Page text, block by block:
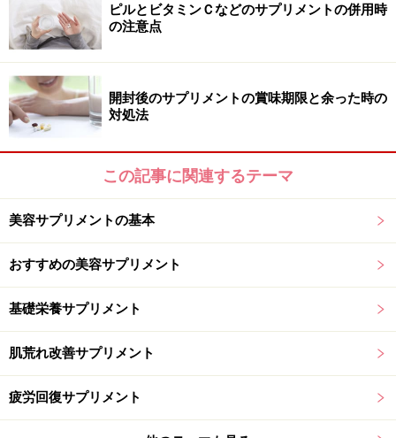
では、実際、どういう意味なのでしょう。
の期間で、品質が急速に劣化しやすい食品に表示。 定
められた方法により保存した場合において、腐敗、変敗
れがないと認められる期限を示す年月日をいう。
■賞味期限：5日以上の保存が可能な食品に表示。定めら
れた方法により保存した場合において、期待されるすべ
ての品質の保持が十分に可能であると認められる期限を
示す年月日をいう。ただし、当該期限を超えた場合であ
っても、これらの品質が保持されていることがあるもの
とする。
■まとめると、
生鮮食料品などの傷みやすい食品には消費期限
ピルとビタミンＣなどのサプリメントの併用時
の注意点
開封後のサプリメントの賞味期限と余った時の
対処法
この記事に関連するテーマ
美容サプリメントの基本
おすすめの美容サプリメント
基礎栄養サプリメント
肌荒れ改善サプリメント
疲労回復サプリメント